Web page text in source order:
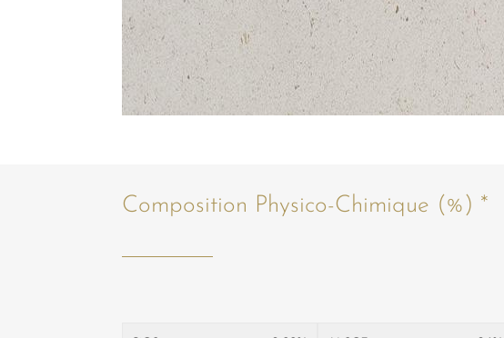
Composition Physico-Chimique (%) *